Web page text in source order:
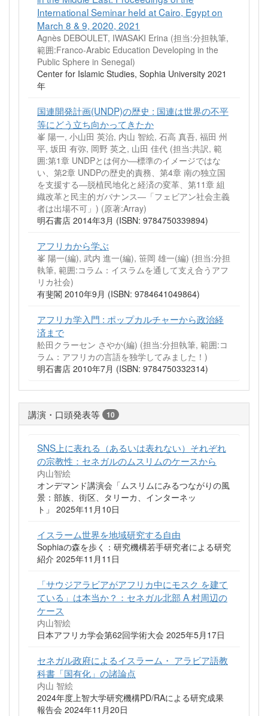
International Seminar held at Cairo, Egypt on
March 8 & 9, 2020, 2021
Agnès DEBOULET, IWASAKI Erina (担当:分担執筆,
範囲:Franco-Arabic Education Developing in the
Public Sphere in Senegal)
Center for Islamic Studies, Sophia University 2021
年
国連開発計画(UNDP)の歴史 : 国連は世界の不平
等にどう立ち向かってきたか
峯 陽一, 小山田 英治, 内山 智絵, 石高 真吾, 福田 州
平, 坂田 有弥, 岡野 英之, 山田 佳代 (担当:共訳, 範
囲:第1章 UNDPとは何か―標準のイメージではな
い、第2章 UNDPの歴史的責務、第4章 南の独立国
を支援する―脱植民地化と経済の変革、第11章 組
織改革と民主的ガバナンス―「フェビアン社会主義
者は出場不可」) (原著:Array)
明石書店 2014年3月 (ISBN: 9784750339894)
アフリカから学ぶ
峯 陽一(編), 武内 進一(編), 笹岡 雄一(編) (担当:分担
執筆, 範囲:コラム：イスラムを通して支え合うアフ
リカ社会)
有斐閣 2010年9月 (ISBN: 9784641049864)
アフリカ学入門 : ポップカルチャーから政治経
済まで
舩田クラーセン さやか(編) (担当:分担執筆, 範囲:コ
ラム：アフリカの言語を独学してみました！)
明石書店 2010年7月 (ISBN: 9784750332314)
講演・口頭発表等 10
SNS上に表れる（あるいは表れない）それぞれ
の宗教性：セネガルのムスリムのケースから
内山智絵
オンデマンド講演会「ムスリムにみるつながりの風
景：部族、街区、タリーカ、インターネッ
ト」 2025年11月10日
イスラーム世界を地域研究する自由
Sophiaの森を歩く：研究機構若手研究者による研究
紹介 2025年11月11日
「サウジアラビアがアフリカ中にモスク を建て
ている」は本当か？：セネガル北部 A 村周辺の
ケース
内山智絵
日本アフリカ学会第62回学術大会 2025年5月17日
セネガル政府によるイスラーム・ アラビア語教
科書「国有化」の諸論点
内山 智絵
2024年度上智大学研究機構PD/RAによる研究成果
報告会 2024年11月20日